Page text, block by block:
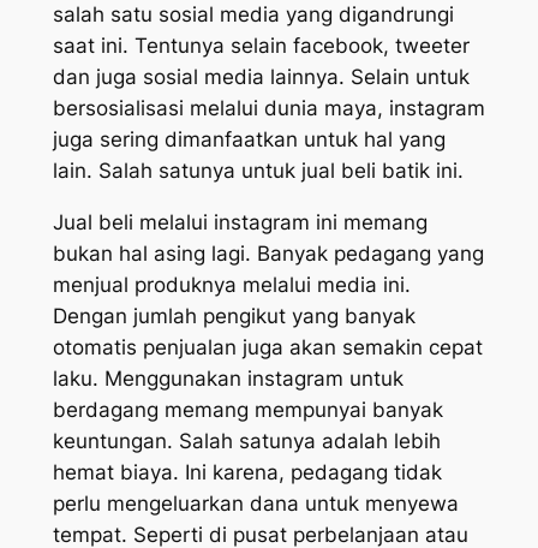
salah satu sosial media yang digandrungi
saat ini. Tentunya selain facebook, tweeter
dan juga sosial media lainnya. Selain untuk
bersosialisasi melalui dunia maya, instagram
juga sering dimanfaatkan untuk hal yang
lain. Salah satunya untuk jual beli batik ini.
Jual beli melalui instagram ini memang
bukan hal asing lagi. Banyak pedagang yang
menjual produknya melalui media ini.
Dengan jumlah pengikut yang banyak
otomatis penjualan juga akan semakin cepat
laku. Menggunakan instagram untuk
berdagang memang mempunyai banyak
keuntungan. Salah satunya adalah lebih
hemat biaya. Ini karena, pedagang tidak
perlu mengeluarkan dana untuk menyewa
tempat. Seperti di pusat perbelanjaan atau